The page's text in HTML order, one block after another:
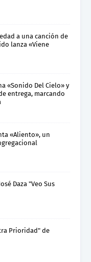
a una canción de
lanza «Viene
«Sonido Del Cielo» y
entrega, marcando
«Aliento», un
Daza "Veo Sus
Prioridad" de